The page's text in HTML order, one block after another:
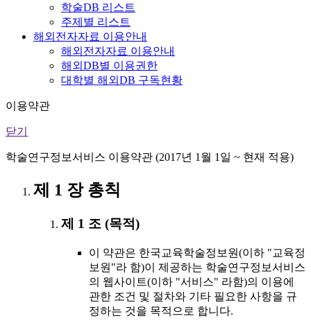
학술DB 리스트
주제별 리스트
해외전자자료 이용안내
해외전자자료 이용안내
해외DB별 이용권한
대학별 해외DB 구독현황
이용약관
닫기
학술연구정보서비스 이용약관 (2017년 1월 1일 ~ 현재 적용)
제 1 장 총칙
제 1 조 (목적)
이 약관은 한국교육학술정보원(이하 "교육정
보원"라 함)이 제공하는 학술연구정보서비스
의 웹사이트(이하 "서비스" 라함)의 이용에
관한 조건 및 절차와 기타 필요한 사항을 규
정하는 것을 목적으로 합니다.